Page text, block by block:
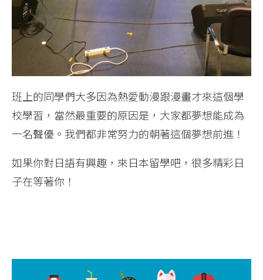
班上的同學們大多因為熱愛動漫跟漫畫才來這個學
校學習，當然最重要的原因是，大家都夢想能成為
一名聲優。我們都非常努力的朝著這個夢想前進！
如果你對日語有興趣，來日本留學吧，很多精彩日
子在等著你！